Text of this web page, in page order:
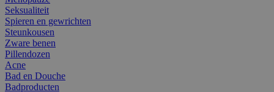
Seksualiteit
Spieren en gewrichten
Steunkousen
Zware benen
Pillendozen
Acne
Bad en Douche
Badproducten